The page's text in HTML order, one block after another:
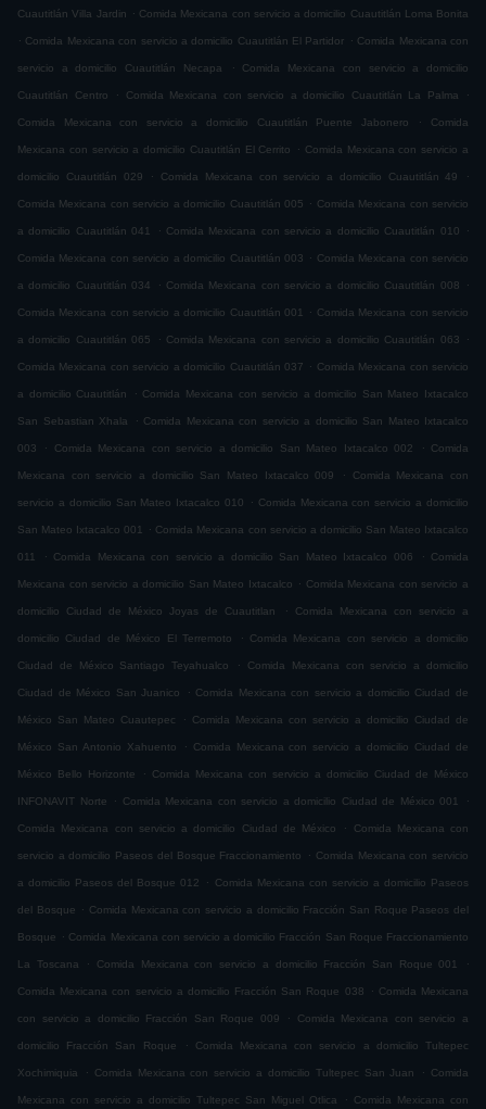
Cuautitlán Villa Jardin . Comida Mexicana con servicio a domicilio Cuautitlán Loma Bonita
. Comida Mexicana con servicio a domicilio Cuautitlán El Partidor . Comida Mexicana con
servicio a domicilio Cuautitlán Necapa . Comida Mexicana con servicio a domicilio
Cuautitlán Centro . Comida Mexicana con servicio a domicilio Cuautitlán La Palma .
Comida Mexicana con servicio a domicilio Cuautitlán Puente Jabonero . Comida
Mexicana con servicio a domicilio Cuautitlán El Cerrito . Comida Mexicana con servicio a
domicilio Cuautitlán 029 . Comida Mexicana con servicio a domicilio Cuautitlán 49 .
Comida Mexicana con servicio a domicilio Cuautitlán 005 . Comida Mexicana con servicio
a domicilio Cuautitlán 041 . Comida Mexicana con servicio a domicilio Cuautitlán 010 .
Comida Mexicana con servicio a domicilio Cuautitlán 003 . Comida Mexicana con servicio
a domicilio Cuautitlán 034 . Comida Mexicana con servicio a domicilio Cuautitlán 008 .
Comida Mexicana con servicio a domicilio Cuautitlán 001 . Comida Mexicana con servicio
a domicilio Cuautitlán 065 . Comida Mexicana con servicio a domicilio Cuautitlán 063 .
Comida Mexicana con servicio a domicilio Cuautitlán 037 . Comida Mexicana con servicio
a domicilio Cuautitlán . Comida Mexicana con servicio a domicilio San Mateo Ixtacalco
San Sebastian Xhala . Comida Mexicana con servicio a domicilio San Mateo Ixtacalco
003 . Comida Mexicana con servicio a domicilio San Mateo Ixtacalco 002 . Comida
Mexicana con servicio a domicilio San Mateo Ixtacalco 009 . Comida Mexicana con
servicio a domicilio San Mateo Ixtacalco 010 . Comida Mexicana con servicio a domicilio
San Mateo Ixtacalco 001 . Comida Mexicana con servicio a domicilio San Mateo Ixtacalco
011 . Comida Mexicana con servicio a domicilio San Mateo Ixtacalco 006 . Comida
Mexicana con servicio a domicilio San Mateo Ixtacalco . Comida Mexicana con servicio a
domicilio Ciudad de México Joyas de Cuautitlan . Comida Mexicana con servicio a
domicilio Ciudad de México El Terremoto . Comida Mexicana con servicio a domicilio
Ciudad de México Santiago Teyahualco . Comida Mexicana con servicio a domicilio
Ciudad de México San Juanico . Comida Mexicana con servicio a domicilio Ciudad de
México San Mateo Cuautepec . Comida Mexicana con servicio a domicilio Ciudad de
México San Antonio Xahuento . Comida Mexicana con servicio a domicilio Ciudad de
México Bello Horizonte . Comida Mexicana con servicio a domicilio Ciudad de México
INFONAVIT Norte . Comida Mexicana con servicio a domicilio Ciudad de México 001 .
Comida Mexicana con servicio a domicilio Ciudad de México . Comida Mexicana con
servicio a domicilio Paseos del Bosque Fraccionamiento . Comida Mexicana con servicio
a domicilio Paseos del Bosque 012 . Comida Mexicana con servicio a domicilio Paseos
del Bosque . Comida Mexicana con servicio a domicilio Fracción San Roque Paseos del
Bosque . Comida Mexicana con servicio a domicilio Fracción San Roque Fraccionamiento
La Toscana . Comida Mexicana con servicio a domicilio Fracción San Roque 001 .
Comida Mexicana con servicio a domicilio Fracción San Roque 038 . Comida Mexicana
con servicio a domicilio Fracción San Roque 009 . Comida Mexicana con servicio a
domicilio Fracción San Roque . Comida Mexicana con servicio a domicilio Tultepec
Xochimiquia . Comida Mexicana con servicio a domicilio Tultepec San Juan . Comida
Mexicana con servicio a domicilio Tultepec San Miguel Otlica . Comida Mexicana con